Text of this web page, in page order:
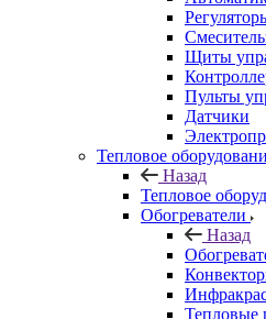
Щиты
Пульты
Датчики
Тепловое
Назад
Тепловое
Обогреватели
Назад
Тепловые